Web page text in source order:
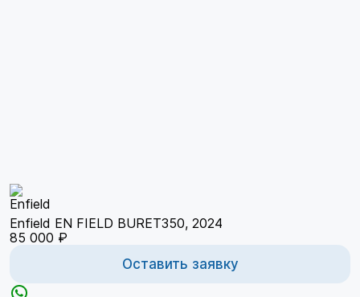
Enfield EN FIELD BURET350, 2024
85 000 ₽
Оставить заявку